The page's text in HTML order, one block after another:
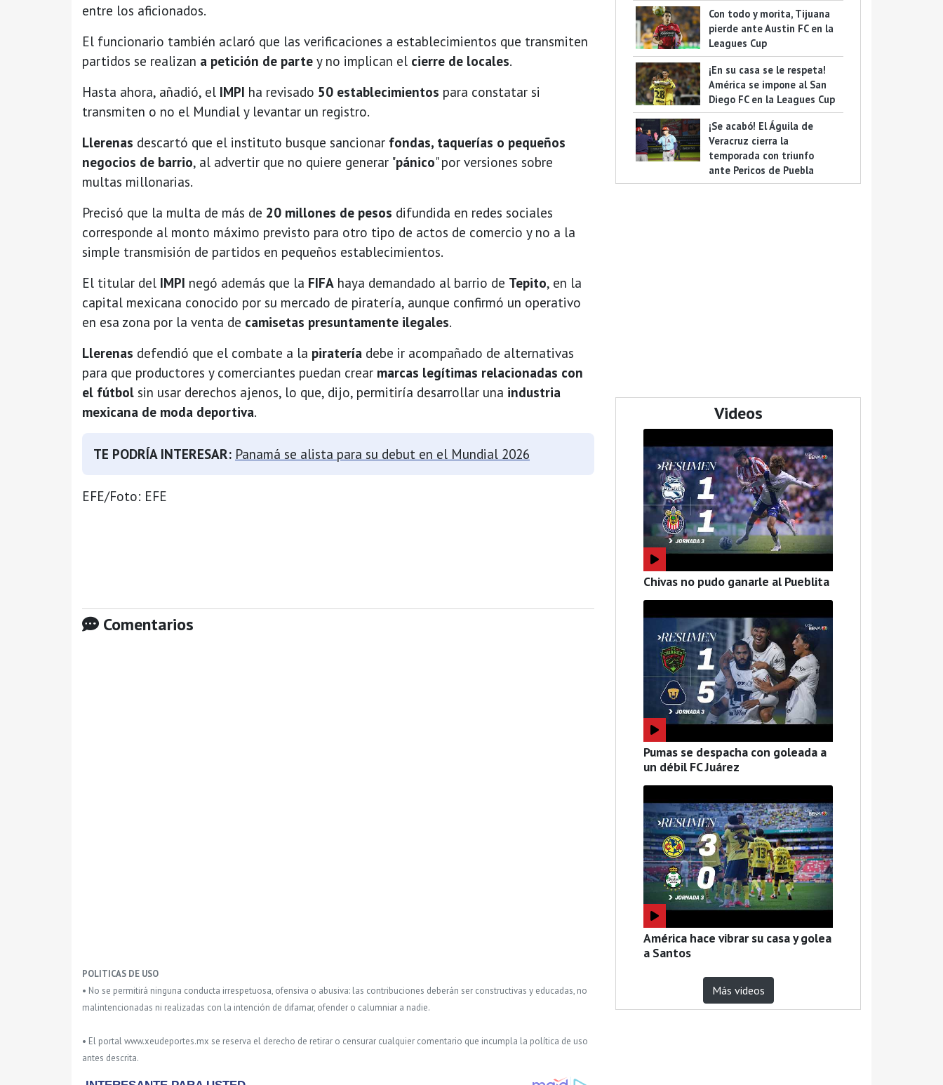
entre los aficionados.
El funcionario también aclaró que las verificaciones a establecimientos que transmiten
partidos se realizan a petición de parte y no implican el cierre de locales.
Hasta ahora, añadió, el IMPI ha revisado 50 establecimientos para constatar si
transmiten o no el Mundial y levantar un registro.
Llerenas descartó que el instituto busque sancionar fondas, taquerías o pequeños
negocios de barrio, al advertir que no quiere generar "pánico" por versiones sobre
multas millonarias.
Precisó que la multa de más de 20 millones de pesos difundida en redes sociales
corresponde al monto máximo previsto para otro tipo de actos de comercio y no a la
simple transmisión de partidos en pequeños establecimientos.
El titular del IMPI negó además que la FIFA haya demandado al barrio de Tepito, en la
capital mexicana conocido por su mercado de piratería, aunque confirmó un operativo
en esa zona por la venta de camisetas presuntamente ilegales.
Llerenas defendió que el combate a la piratería debe ir acompañado de alternativas
para que productores y comerciantes puedan crear marcas legítimas relacionadas con
el fútbol sin usar derechos ajenos, lo que, dijo, permitiría desarrollar una industria
mexicana de moda deportiva.
TE PODRÍA INTERESAR: Panamá se alista para su debut en el Mundial 2026
EFE/Foto: EFE
Comentarios
POLITICAS DE USO
• No se permitirá ninguna conducta irrespetuosa, ofensiva o abusiva: las contribuciones deberán ser constructivas y educadas, no
malintencionadas ni realizadas con la intención de difamar, ofender o calumniar a nadie.
• El portal www.xeudeportes.mx se reserva el derecho de retirar o censurar cualquier comentario que incumpla la política de uso
antes descrita.
Con todo y morita, Tijuana
pierde ante Austin FC en la
Leagues Cup
¡En su casa se le respeta!
América se impone al San
Diego FC en la Leagues Cup
¡Se acabó! El Águila de
Veracruz cierra la
temporada con triunfo
ante Pericos de Puebla
Videos
Chivas no pudo ganarle al Pueblita
Pumas se despacha con goleada a
un débil FC Juárez
América hace vibrar su casa y golea
a Santos
Más videos